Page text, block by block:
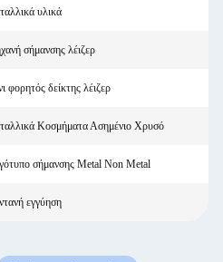
υλικά
σήμανσης λέιζερ
φορητός δείκτης λέιζερ
Κοσμήματα Ασημένιο Χρυσό
σήμανσης Metal Non Metal
εγγύηση